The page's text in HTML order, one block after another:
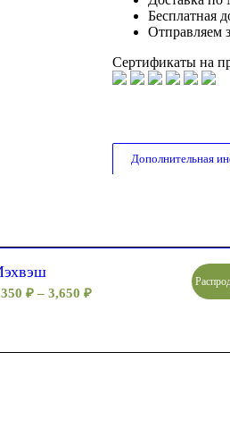
Бесплатная
Отправляем
Сертификаты на
Дополнительная
₽ –3,650₽